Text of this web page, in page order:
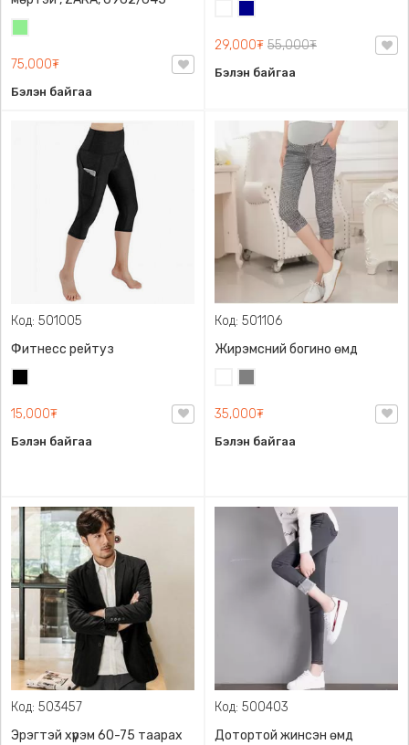
75,000₮
Бэлэн байгаа
29,000₮ 55,000₮
Бэлэн байгаа
Код: 501005
Фитнесс рейтуз
15,000₮
Бэлэн байгаа
Код: 501106
Жирэмсний богино өмд
35,000₮
Бэлэн байгаа
Код: 503457
Эрэгтэй хүрэм 60-75 таарах
Код: 500403
Дотортой жинсэн өмд